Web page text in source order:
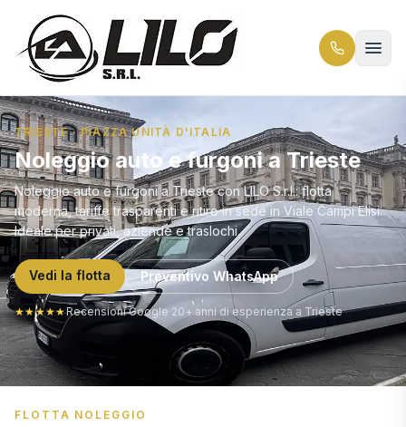
TRIESTE · PIAZZA UNITÀ D'ITALIA
Noleggio auto e furgoni a Trieste
Noleggio auto e furgoni a Trieste con LILO S.r.l.: flotta
moderna, tariffe trasparenti e ritiro in sede in Viale Campi Elisi.
Ideale per privati, aziende e traslochi.
Vedi la flotta Preventivo WhatsApp
★★★★★Recensioni Google·20+ anni di esperienza a Trieste
FLOTTA NOLEGGIO